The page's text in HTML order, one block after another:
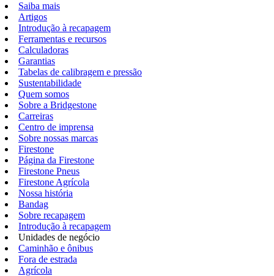
Saiba mais
Artigos
Introdução à recapagem
Ferramentas e recursos
Calculadoras
Garantias
Tabelas de calibragem e pressão
Sustentabilidade
Quem somos
Sobre a Bridgestone
Carreiras
Centro de imprensa
Sobre nossas marcas
Firestone
Página da Firestone
Firestone Pneus
Firestone Agrícola
Nossa história
Bandag
Sobre recapagem
Introdução à recapagem
Unidades de negócio
Caminhão e ônibus
Fora de estrada
Agrícola